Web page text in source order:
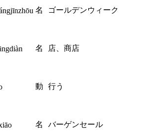
名 ゴールデンウィーク
名 店、商店
動 行う
名 バーゲンセール